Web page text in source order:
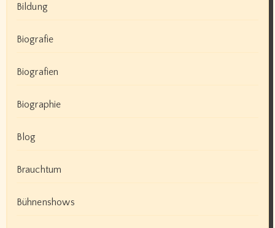
Bildung
Biografie
Biografien
Biographie
Blog
Brauchtum
Bühnenshows